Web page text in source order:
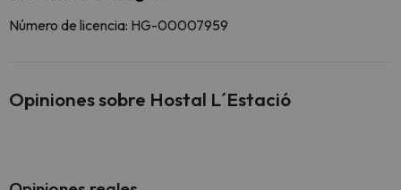
Número de licencia: HG-00007959
Opiniones sobre Hostal L´Estació